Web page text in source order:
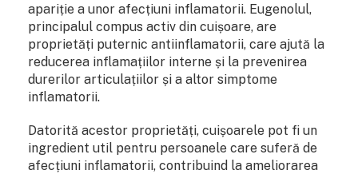
apariție a unor afecțiuni inflamatorii. Eugenolul,
principalul compus activ din cuișoare, are
proprietăți puternic antiinflamatorii, care ajută la
reducerea inflamațiilor interne și la prevenirea
durerilor articulațiilor și a altor simptome
inflamatorii.
Datorită acestor proprietăți, cuișoarele pot fi un
ingredient util pentru persoanele care suferă de
afecțiuni inflamatorii, contribuind la ameliorarea